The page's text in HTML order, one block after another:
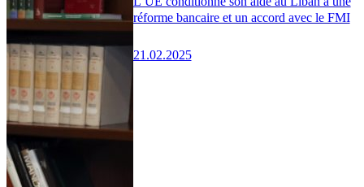
réforme bancaire et un accord avec le FMI
21.02.2025